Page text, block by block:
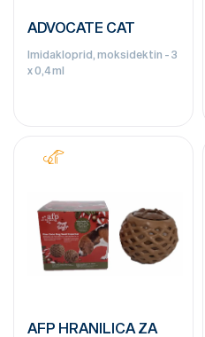
ADVOCATE CAT
Imidakloprid, moksidektin - 3
x 0,4 ml
AFP HRANILICA ZA